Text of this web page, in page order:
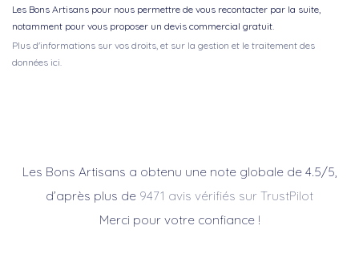
Les Bons Artisans pour nous permettre de vous recontacter par la suite,
notamment pour vous proposer un devis commercial gratuit.
Plus d'informations sur vos droits, et sur la gestion et le traitement des
données ici.
Les Bons Artisans a obtenu une note globale de 4.5/5,
d’après plus de 9471 avis vérifiés sur TrustPilot
Merci pour votre confiance !